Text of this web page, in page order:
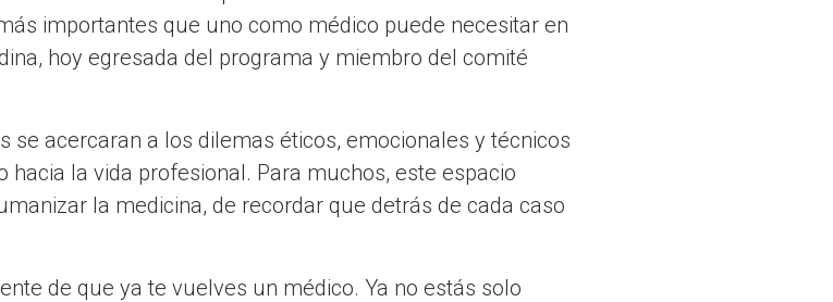
importantes que uno como médico puede necesitar en
hoy egresada del programa y miembro del comité
se acercaran a los dilemas éticos, emocionales y técnicos
la vida profesional. Para muchos, este espacio
la medicina, de recordar que detrás de cada caso
de que ya te vuelves un médico. Ya no estás solo